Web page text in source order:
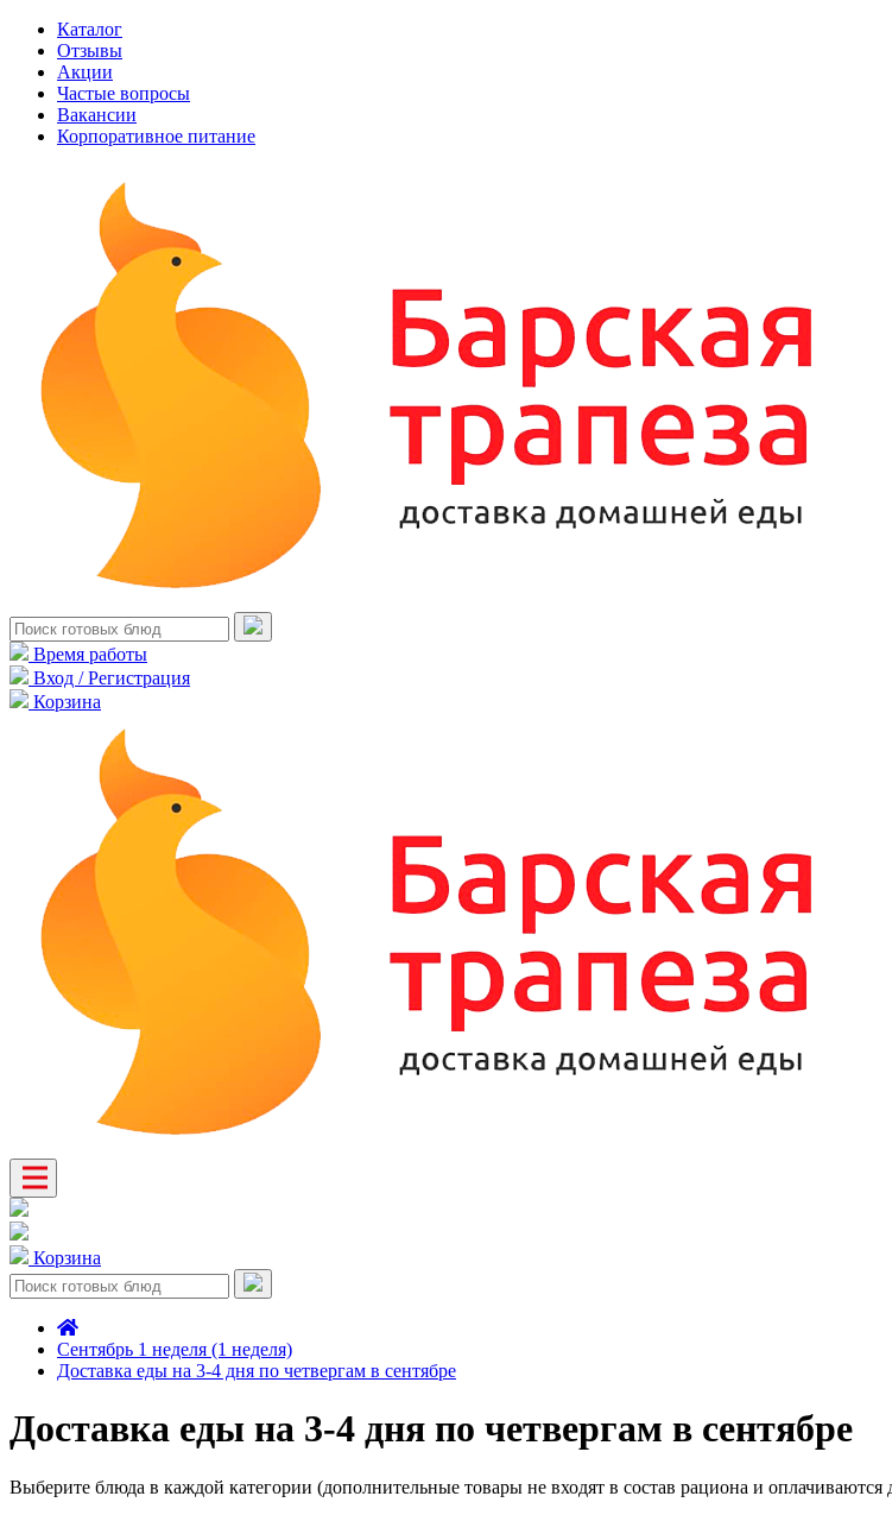
Каталог
Отзывы
Акции
Частые вопросы
Вакансии
Корпоративное питание
Время работы
Вход / Регистрация
Корзина
Корзина
Сентябрь 1 неделя (1 неделя)
Доставка еды на 3-4 дня по четвергам в сентябре
Доставка еды на 3-4 дня по четвергам в сентябре
Выберите блюда в каждой категории (дополнительные товары не входят в состав рациона и оплачиваются